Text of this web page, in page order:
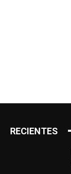
RECIENTES